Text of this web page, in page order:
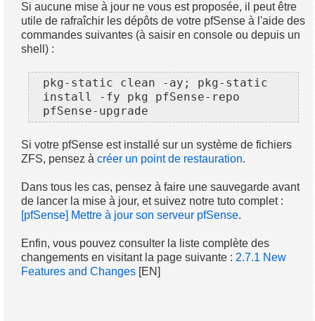
Si aucune mise à jour ne vous est proposée, il peut être
utile de rafraîchir les dépôts de votre pfSense à l'aide des
commandes suivantes (à saisir en console ou depuis un
shell) :
pkg-static clean -ay; pkg-static
install -fy pkg pfSense-repo
pfSense-upgrade
Si votre pfSense est installé sur un système de fichiers
ZFS, pensez àcréer un point de restauration.
Dans tous les cas, pensez à faire une sauvegarde avant
de lancer la mise à jour, et suivez notre tuto complet :
[pfSense] Mettre à jour son serveur pfSense.
Enfin, vous pouvez consulter la liste complète des
changements en visitant la page suivante : 2.7.1 New
Features and Changes [EN]